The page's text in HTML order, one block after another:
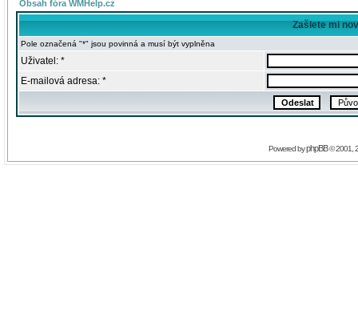
Obsah fóra WMHelp.cz
Zašlete mi
Pole označená "*" jsou povinná a musí být vyplněna
Uživatel: *
E-mailová adresa: *
Powered byphpBB© 2001,